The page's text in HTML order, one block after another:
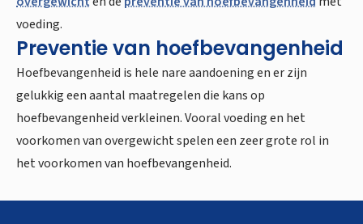
voeding.
Preventie van hoefbevangenheid
Hoefbevangenheid is hele nare aandoening en er zijn
gelukkig een aantal maatregelen die kans op
hoefbevangenheid verkleinen. Vooral voeding en het
voorkomen van overgewicht spelen een zeer grote rol in
het voorkomen van hoefbevangenheid.